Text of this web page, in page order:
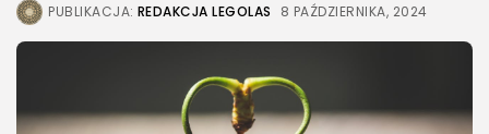
PUBLIKACJA: REDAKCJA LEGOLAS 8 PAŹDZIERNIKA, 2024